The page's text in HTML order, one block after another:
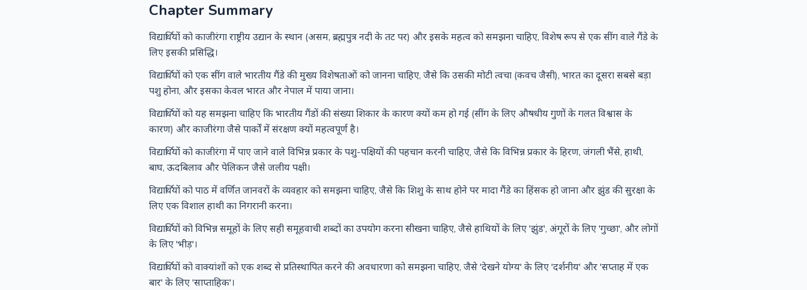
Chapter Summary
विद्यार्थियों को काजीरंगा राष्ट्रीय उद्यान के स्थान (असम, ब्रह्मपुत्र नदी के तट पर) और इसके महत्व को समझना चाहिए, विशेष रूप से एक सींग वाले गैंडे के
लिए इसकी प्रसिद्धि।
विद्यार्थियों को एक सींग वाले भारतीय गैंडे की मुख्य विशेषताओं को जानना चाहिए, जैसे कि उसकी मोटी त्वचा (कवच जैसी), भारत का दूसरा सबसे बड़ा
पशु होना, और इसका केवल भारत और नेपाल में पाया जाना।
विद्यार्थियों को यह समझना चाहिए कि भारतीय गैंडों की संख्या शिकार के कारण क्यों कम हो गई (सींग के लिए औषधीय गुणों के गलत विश्वास के
कारण) और काजीरंगा जैसे पार्कों में संरक्षण क्यों महत्वपूर्ण है।
विद्यार्थियों को काजीरंगा में पाए जाने वाले विभिन्न प्रकार के पशु-पक्षियों की पहचान करनी चाहिए, जैसे कि विभिन्न प्रकार के हिरण, जंगली भैंसे, हाथी,
बाघ, ऊदबिलाव और पेलिकन जैसे जलीय पक्षी।
विद्यार्थियों को पाठ में वर्णित जानवरों के व्यवहार को समझना चाहिए, जैसे कि शिशु के साथ होने पर मादा गैंडे का हिंसक हो जाना और झुंड की सुरक्षा के
लिए एक विशाल हाथी का निगरानी करना।
विद्यार्थियों को विभिन्न समूहों के लिए सही समूहवाची शब्दों का उपयोग करना सीखना चाहिए, जैसे हाथियों के लिए 'झुंड', अंगूरों के लिए 'गुच्छा', और लोगों
के लिए 'भीड़'।
विद्यार्थियों को वाक्यांशों को एक शब्द से प्रतिस्थापित करने की अवधारणा को समझना चाहिए, जैसे 'देखने योग्य' के लिए 'दर्शनीय' और 'सप्ताह में एक
बार' के लिए 'साप्ताहिक'।